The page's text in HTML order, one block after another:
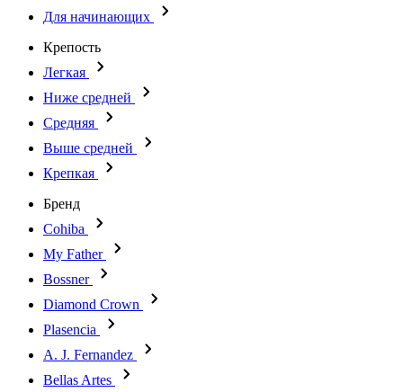
Для начинающих
Крепость
Легкая
Ниже средней
Средняя
Выше средней
Крепкая
Бренд
Cohiba
My Father
Bossner
Diamond Crown
Plasencia
A. J. Fernandez
Bellas Artes